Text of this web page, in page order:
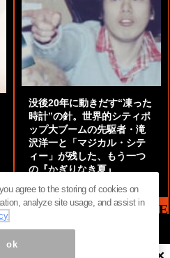
没後20年に動きだす“凍った
時計”の針。世界的シティポ
ップ大ブームの先駆者・滝
沢洋一と「マジカル・シテ
ィー」が残した、もう一つ
の『かぎりなき夏』
MAG2 NEWS HEADLINE
agree to the storing of cookies on
analyze site usage, and assist in
ok